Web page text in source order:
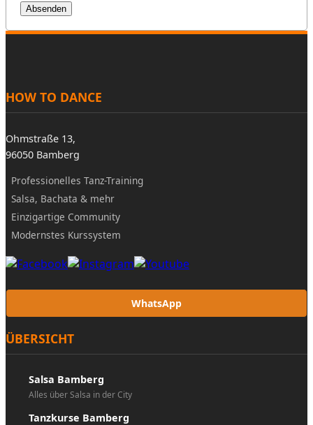
Absenden
HOW TO DANCE
Ohmstraße 13,
96050 Bamberg
Professionelles Tanz-Training
Salsa, Bachata & mehr
Einzigartige Community
Modernstes Kurssystem
WhatsApp
ÜBERSICHT
Salsa Bamberg
Alles über Salsa in der City
Tanzkurse Bamberg